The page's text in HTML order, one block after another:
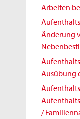
Arbeiten
Änderung
Ausübung
/